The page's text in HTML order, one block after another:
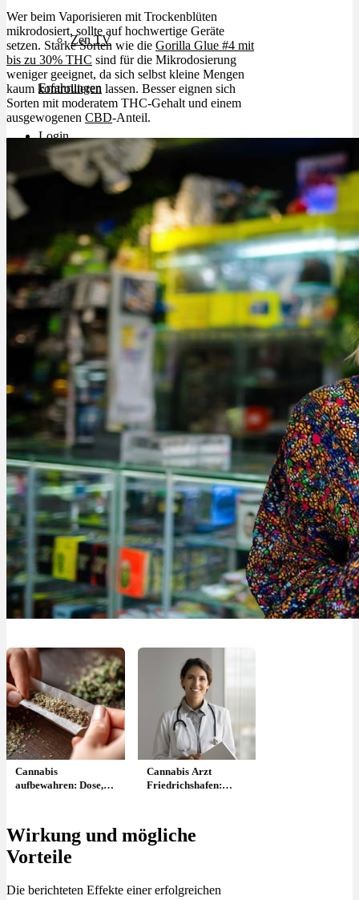
Zen TV
Erfahrungen
Login
Menü
Wer beim Vaporisieren mit Trockenblüten
mikrodosiert, sollte auf hochwertige Geräte
setzen. Starke Sorten wie die Gorilla Glue #4 mit
bis zu 30% THC sind für die Mikrodosierung
weniger geeignet, da sich selbst kleine Mengen
kaum kontrollieren lassen. Besser eignen sich
Sorten mit moderatem THC-Gehalt und einem
ausgewogenen CBD-Anteil.
Cannabis
aufbewahren: Dose,
Cannabis Arzt
Friedrichshafen:
Wirkung und mögliche
Vorteile
Die berichteten Effekte einer erfolgreichen